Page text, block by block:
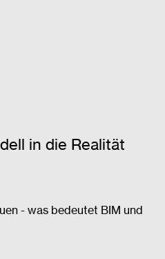
in die Realität